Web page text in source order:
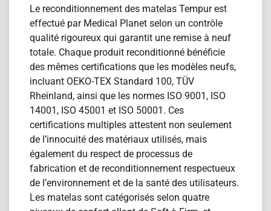
Le reconditionnement des matelas Tempur est
effectué par Medical Planet selon un contrôle
qualité rigoureux qui garantit une remise à neuf
totale. Chaque produit reconditionn​é bénéficie
des mêmes certifications que les modèles neufs,
incluant OEKO-TEX Standard 100, TÜV
Rheinland, ainsi que les normes ISO 9001, ISO
14001, ISO 45001 et ISO 50001. Ces
certifications multiples attestent non seulement
de l’innocuité des matériaux utilisés, mais
également du respect de processus de
fabrication et de reconditionnement respectueux
de l’environnement et de la santé des utilisateurs.
Les matelas sont catégorisés selon quatre